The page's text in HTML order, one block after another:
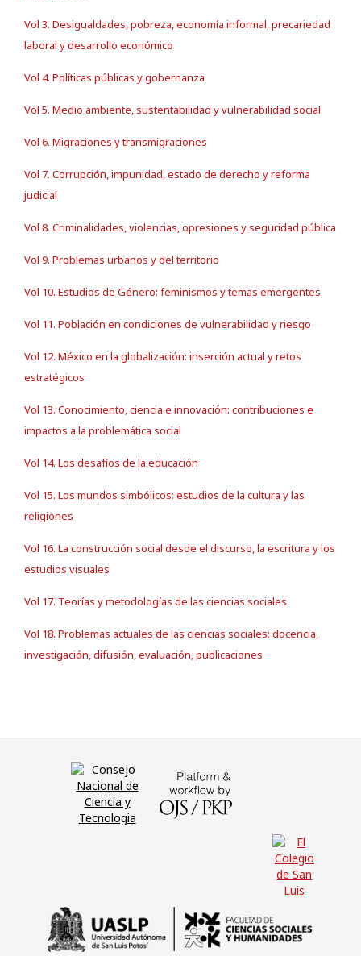
Vol 3. Desigualdades, pobreza, economía informal, precariedad
laboral y desarrollo económico
Vol 4. Políticas públicas y gobernanza
Vol 5. Medio ambiente, sustentabilidad y vulnerabilidad social
Vol 6. Migraciones y transmigraciones
Vol 7. Corrupción, impunidad, estado de derecho y reforma
judicial
Vol 8. Criminalidades, violencias, opresiones y seguridad pública
Vol 9. Problemas urbanos y del territorio
Vol 10. Estudios de Género: feminismos y temas emergentes
Vol 11. Población en condiciones de vulnerabilidad y riesgo
Vol 12. México en la globalización: inserción actual y retos
estratégicos
Vol 13. Conocimiento, ciencia e innovación: contribuciones e
impactos a la problemática social
Vol 14. Los desafíos de la educación
Vol 15. Los mundos simbólicos: estudios de la cultura y las
religiones
Vol 16. La construcción social desde el discurso, la escritura y los
estudios visuales
Vol 17. Teorías y metodologías de las ciencias sociales
Vol 18. Problemas actuales de las ciencias sociales: docencia,
investigación, difusión, evaluación, publicaciones